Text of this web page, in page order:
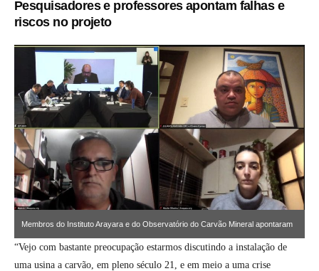
Pesquisadores e professores apontam falhas e
riscos no projeto
Membros do Instituto Arayara e do Observatório do Carvão Mineral apontaram
riscos e questionaram relatórios
“Vejo com bastante preocupação estarmos discutindo a instalação de
uma usina a carvão, em pleno século 21, e em meio a uma crise